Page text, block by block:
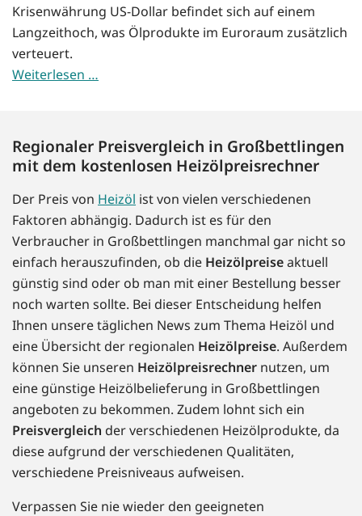
Krisenwährung US-Dollar befindet sich auf einem
Langzeithoch, was Ölprodukte im Euroraum zusätzlich
verteuert.
Weiterlesen …
Regionaler Preisvergleich in Großbettlingen
mit dem kostenlosen Heizölpreisrechner
Der Preis von Heizöl ist von vielen verschiedenen
Faktoren abhängig. Dadurch ist es für den
Verbraucher in Großbettlingen manchmal gar nicht so
einfach herauszufinden, ob die Heizölpreiseaktuell
günstig sind oder ob man mit einer Bestellung besser
noch warten sollte. Bei dieser Entscheidung helfen
Ihnen unsere täglichen News zum Thema Heizöl und
eine Übersicht der regionalen Heizölpreise. Außerdem
können Sie unseren Heizölpreisrechner nutzen, um
eine günstige Heizölbelieferung in Großbettlingen
angeboten zu bekommen. Zudem lohnt sich ein
Preisvergleich der verschiedenen Heizölprodukte, da
diese aufgrund der verschiedenen Qualitäten,
verschiedene Preisniveaus aufweisen.
Verpassen Sie nie wieder den geeigneten